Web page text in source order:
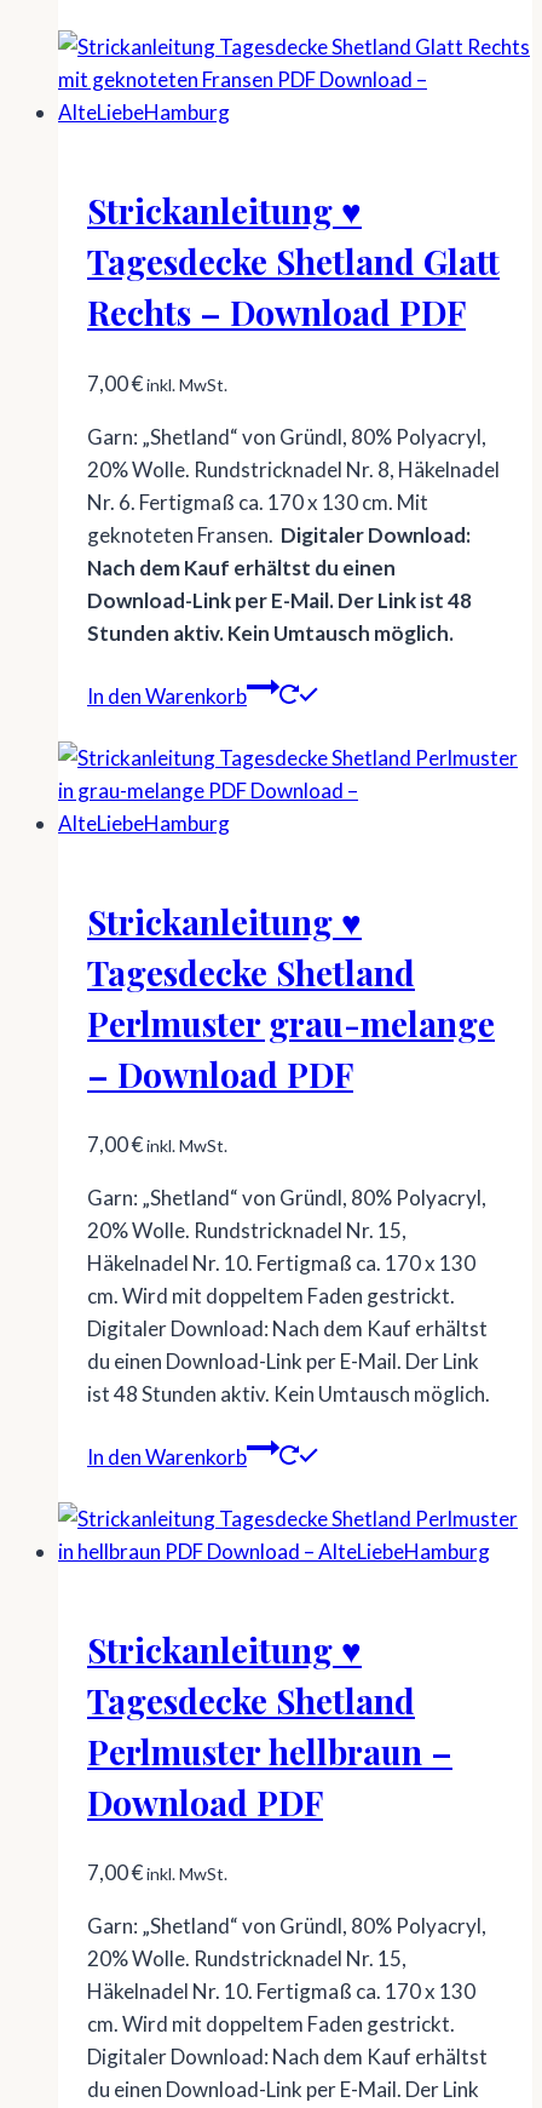
Strickanleitung ♥
Tagesdecke Shetland Glatt
Rechts – Download PDF
7,00€inkl. MwSt.
Garn: „Shetland“ von Gründl, 80% Polyacryl,
20% Wolle. Rundstricknadel Nr. 8, Häkelnadel
Nr. 6. Fertigmaß ca. 170 x 130 cm. Mit
geknoteten Fransen. Digitaler Download:
Nach dem Kauf erhältst du einen
Download-Link per E-Mail. Der Link ist 48
Stunden aktiv. Kein Umtausch möglich.
In den Warenkorb
Strickanleitung ♥
Tagesdecke Shetland
Perlmuster grau-melange
– Download PDF
7,00€inkl. MwSt.
Garn: „Shetland“ von Gründl, 80% Polyacryl,
20% Wolle. Rundstricknadel Nr. 15,
Häkelnadel Nr. 10. Fertigmaß ca. 170 x 130
cm. Wird mit doppeltem Faden gestrickt.
Digitaler Download: Nach dem Kauf erhältst
du einen Download-Link per E-Mail. Der Link
ist 48 Stunden aktiv. Kein Umtausch möglich.
In den Warenkorb
Strickanleitung ♥
Tagesdecke Shetland
Perlmuster hellbraun –
Download PDF
7,00€inkl. MwSt.
Garn: „Shetland“ von Gründl, 80% Polyacryl,
20% Wolle. Rundstricknadel Nr. 15,
Häkelnadel Nr. 10. Fertigmaß ca. 170 x 130
cm. Wird mit doppeltem Faden gestrickt.
Digitaler Download: Nach dem Kauf erhältst
du einen Download-Link per E-Mail. Der Link